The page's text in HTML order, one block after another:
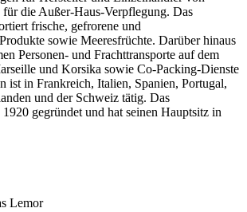
die Außer-Haus-Verpflegung. Das
frische, gefrorene und
sowie Meeresfrüchte. Darüber hinaus
Personen- und Frachttransporte auf dem
und Korsika sowie Co-Packing-Dienste
ist in Frankreich, Italien, Spanien, Portugal,
und der Schweiz tätig. Das
gegründet und hat seinen Hauptsitz in
Lemor